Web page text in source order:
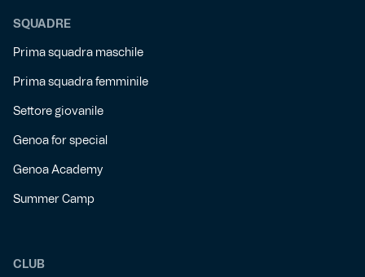
SQUADRE
Prima squadra maschile
Prima squadra femminile
Settore giovanile
Genoa for special
Genoa Academy
Summer Camp
CLUB